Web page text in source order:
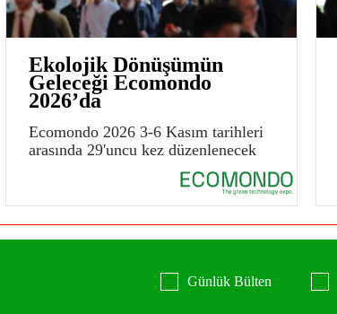
Ekolojik Dönüşümün
Geleceği Ecomondo
2026’da
Ecomondo 2026 3-6 Kasım tarihleri
arasında 29'uncu kez düzenlenecek
Günlük Bülten